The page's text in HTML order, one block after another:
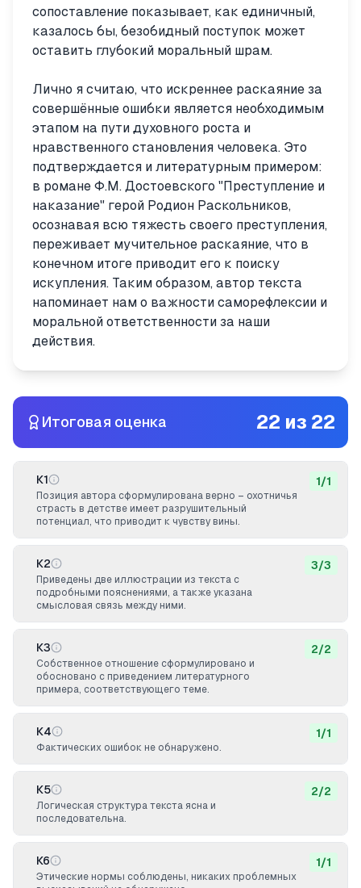
сопоставление показывает, как единичный,
казалось бы, безобидный поступок может
оставить глубокий моральный шрам.
Лично я считаю, что искреннее раскаяние за
совершённые ошибки является необходимым
этапом на пути духовного роста и
нравственного становления человека. Это
подтверждается и литературным примером:
в романе Ф.М. Достоевского "Преступление и
наказание" герой Родион Раскольников,
осознавая всю тяжесть своего преступления,
переживает мучительное раскаяние, что в
конечном итоге приводит его к поиску
искупления. Таким образом, автор текста
напоминает нам о важности саморефлексии и
моральной ответственности за наши
действия.
Итоговая оценка 22 из 22
К1
Позиция автора сформулирована верно – охотничья
страсть в детстве имеет разрушительный
потенциал, что приводит к чувству вины.
1/1
К2
Приведены две иллюстрации из текста с
подробными пояснениями, а также указана
смысловая связь между ними.
3/3
К3
Собственное отношение сформулировано и
обосновано с приведением литературного
примера, соответствующего теме.
2/2
К4
Фактических ошибок не обнаружено.
1/1
К5
Логическая структура текста ясна и
последовательна.
2/2
К6
Этические нормы соблюдены, никаких проблемных
1/1